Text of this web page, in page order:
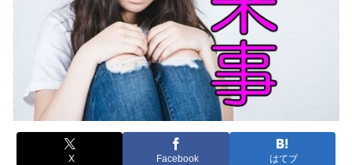
X Facebook はてブ